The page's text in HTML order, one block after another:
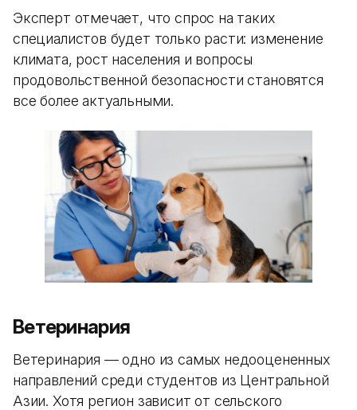
Эксперт отмечает, что спрос на таких
специалистов будет только расти: изменение
климата, рост населения и вопросы
продовольственной безопасности становятся
все более актуальными.
Ветеринария
Ветеринария — одно из самых недооцененных
направлений среди студентов из Центральной
Азии. Хотя регион зависит от сельского